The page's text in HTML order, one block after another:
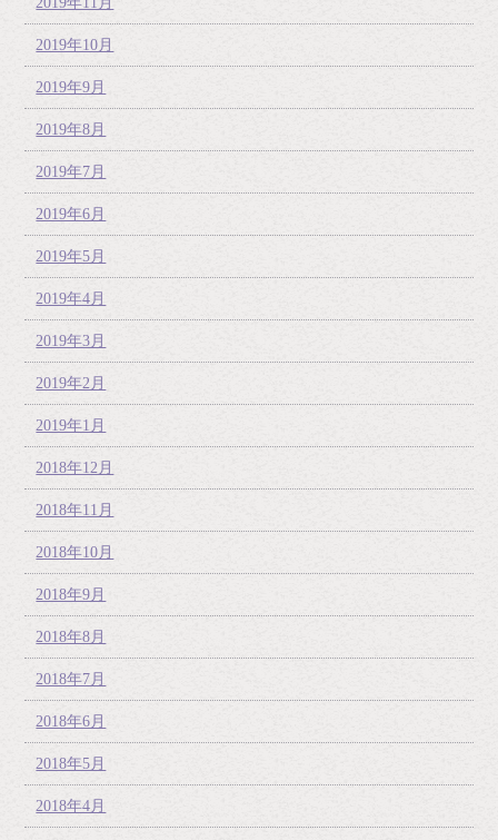
2019年10月
2019年9月
2019年8月
2019年7月
2019年6月
2019年5月
2019年4月
2019年3月
2019年2月
2019年1月
2018年12月
2018年11月
2018年10月
2018年9月
2018年8月
2018年7月
2018年6月
2018年5月
2018年4月